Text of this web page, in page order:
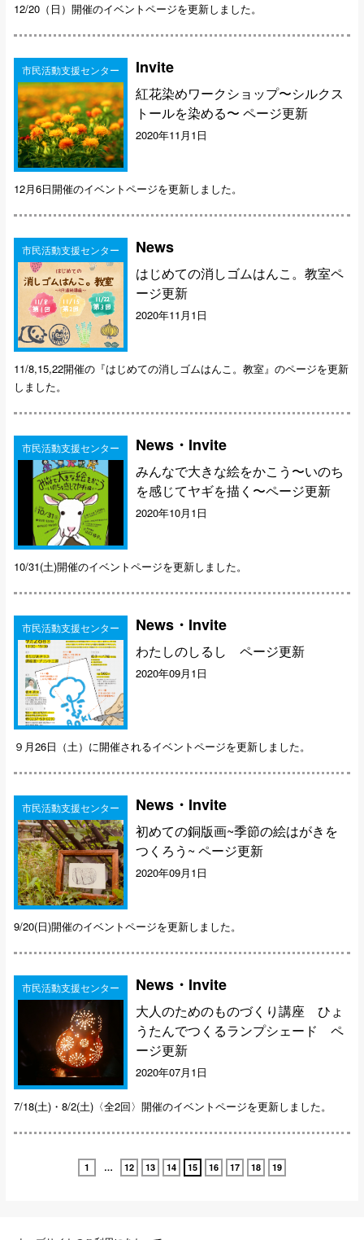
12/20（日）開催のイベントページを更新しました。
市民活動支援センター Invite
紅花染めワークショップ〜シルクス
トールを染める〜 ページ更新
2020年11月1日
12月6日開催のイベントページを更新しました。
市民活動支援センター News
はじめての消しゴムはんこ。教室ペ
ージ更新
2020年11月1日
11/8,15,22開催の『はじめての消しゴムはんこ。教室』のページを更新
しました。
市民活動支援センター News・Invite
みんなで大きな絵をかこう〜いのち
を感じてヤギを描く〜ページ更新
2020年10月1日
10/31(土)開催のイベントページを更新しました。
市民活動支援センター News・Invite
わたしのしるし ページ更新
2020年09月1日
９月26日（土）に開催されるイベントページを更新しました。
市民活動支援センター News・Invite
初めての銅版画~季節の絵はがきを
つくろう~ ページ更新
2020年09月1日
9/20(日)開催のイベントページを更新しました。
市民活動支援センター News・Invite
大人のためのものづくり講座 ひょ
うたんでつくるランプシェード ペ
ージ更新
2020年07月1日
7/18(土)・8/2(土)〈全2回〉開催のイベントページを更新しました。
1 … 12 13 14 15 16 17 18 19